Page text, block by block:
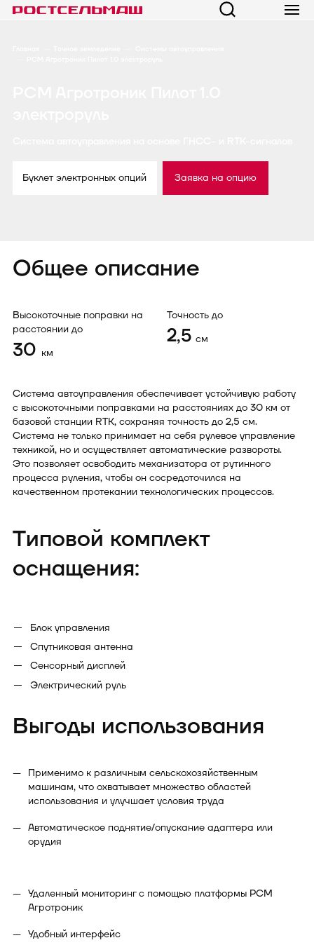
Буклет электронных опций Заявка на опцию
Общее описание
Высокоточные поправки на
расстоянии до
30 км
Точность до
2,5 см
Cистема автоуправления обеспечивает устойчивую работу
с высокоточными поправками на расстояниях до 30 км от
базовой станции RTK, сохраняя точность до 2,5 см.
Система не только принимает на себя рулевое управление
техникой, но и осуществляет автоматические развороты.
Это позволяет освободить механизатора от рутинного
процесса руления, чтобы он сосредоточился на
качественном протекании технологических процессов.
Типовой комплект
оснащения:
Блок управления
Спутниковая антенна
Сенсорный дисплей
Электрический руль
Выгоды использования
Применимо к различным сельскохозяйственным
машинам, что охватывает множество областей
использования и улучшает условия труда
Автоматическое поднятие/опускание адаптера или
орудия
Удаленный мониторинг с помощью платформы РСМ
Агротроник
Удобный интерфейс